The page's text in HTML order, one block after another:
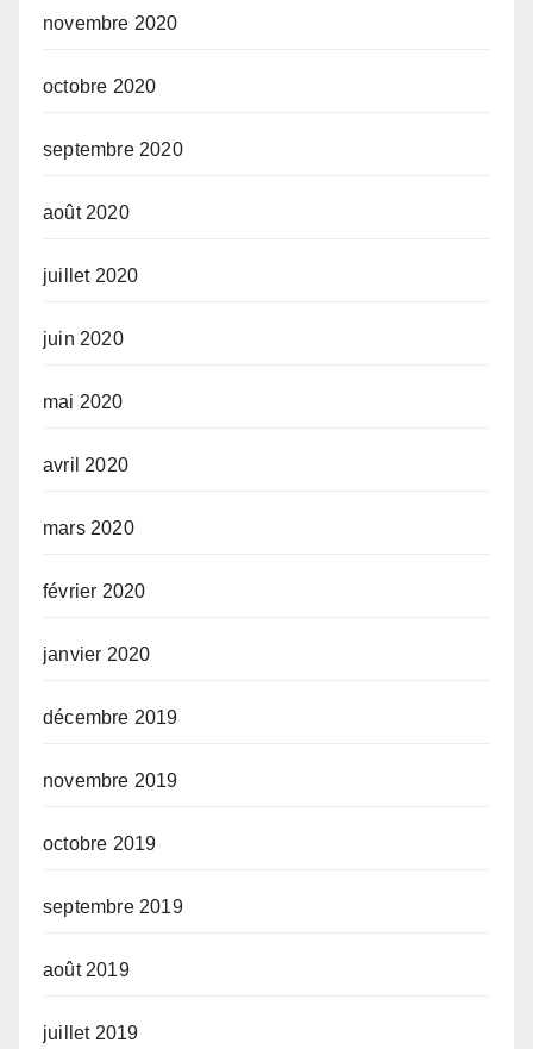
novembre 2020
octobre 2020
septembre 2020
août 2020
juillet 2020
juin 2020
mai 2020
avril 2020
mars 2020
février 2020
janvier 2020
décembre 2019
novembre 2019
octobre 2019
septembre 2019
août 2019
juillet 2019